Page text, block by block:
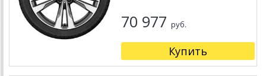
70 977 руб.
Купить